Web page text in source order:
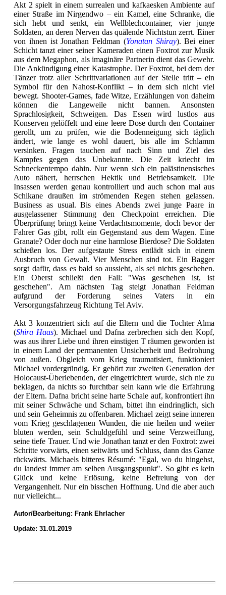
Akt 2 spielt in einem surrealen und kafkaesken Ambiente auf
einer Straße im Nirgendwo – ein Kamel, eine Schranke, die
sich hebt und senkt, ein Wellblechcontainer, vier junge
Soldaten, an deren Nerven das quälende Nichtstun zerrt. Einer
von ihnen ist Jonathan Feldman (Yonatan Shiray). Bei einer
Schicht tanzt einer seiner Kameraden einen Foxtrot zur Musik
aus dem Megaphon, als imaginäre Partnerin dient das Gewehr.
Die Ankündigung einer Katastrophe. Der Foxtrot, bei dem der
Tänzer trotz aller Schrittvariationen auf der Stelle tritt – ein
Symbol für den Nahost-Konflikt – in dem sich nicht viel
bewegt. Shooter-Games, fade Witze, Erzählungen von daheim
können die Langeweile nicht bannen. Ansonsten
Sprachlosigkeit, Schweigen. Das Essen wird lustlos aus
Konserven gelöffelt und eine leere Dose durch den Container
gerollt, um zu prüfen, wie die Bodenneigung sich täglich
ändert, wie lange es wohl dauert, bis alle im Schlamm
versinken. Fragen tauchen auf nach Sinn und Ziel des
Kampfes gegen das Unbekannte. Die Zeit kriecht im
Schneckentempo dahin. Nur wenn sich ein palästinensisches
Auto nähert, herrschen Hektik und Betriebsamkeit. Die
Insassen werden genau kontrolliert und auch schon mal aus
Schikane draußen im strömenden Regen stehen gelassen.
Business as usual. Bis eines Abends zwei junge Paare in
ausgelassener Stimmung den Checkpoint erreichen. Die
Überprüfung bringt keine Verdachtsmomente, doch bevor der
Fahrer Gas gibt, rollt ein Gegenstand aus dem Wagen. Eine
Granate? Oder doch nur eine harmlose Bierdose? Die Soldaten
schießen los. Der aufgestaute Stress entlädt sich in einem
Ausbruch von Gewalt. Vier Menschen sind tot. Ein Bagger
sorgt dafür, dass es bald so aussieht, als sei nichts geschehen.
Ein Oberst schließt den Fall: "Was geschehen ist, ist
geschehen". Am nächsten Tag steigt Jonathan Feldman
aufgrund der Forderung seines Vaters in ein
Versorgungsfahrzeug Richtung Tel Aviv.
Akt 3 konzentriert sich auf die Eltern und die Tochter Alma
(Shira Haas). Michael und Dafna zerbrechen sich den Kopf,
was aus ihrer Liebe und ihren einstigen T räumen geworden ist
in einem Land der permanenten Unsicherheit und Bedrohung
von außen. Obgleich vom Krieg traumatisiert, funktioniert
Michael vordergründig. Er gehört zur zweiten Generation der
Holocaust-Überlebenden, der eingetrichtert wurde, sich nie zu
beklagen, da nichts so furchtbar sein kann wie die Erfahrung
der Eltern. Dafna bricht seine harte Schale auf, konfrontiert ihn
mit seiner Schwäche und Scham, bittet ihn eindringlich, sich
und sein Geheimnis zu offenbaren. Michael zeigt seine inneren
vom Krieg geschlagenen Wunden, die nie heilen und weiter
bluten werden, sein Schuldgefühl und seine Verzweiflung,
seine tiefe Trauer. Und wie Jonathan tanzt er den Foxtrot: zwei
Schritte vorwärts, einen seitwärts und Schluss, dann das Ganze
rückwärts. Michaels bitteres Résumé: "Egal, wo du hingehst,
du landest immer am selben Ausgangspunkt". So gibt es kein
Glück und keine Erlösung, keine Befreiung von der
Vergangenheit. Nur ein bisschen Hoffnung. Und die aber auch
nur vielleicht...
Autor/Bearbeitung: Frank Ehrlacher
Update: 31.01.2019